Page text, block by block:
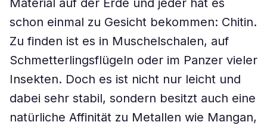
Material auf der Erde und jeder hat es
schon einmal zu Gesicht bekommen: Chitin.
Zu finden ist es in Muschelschalen, auf
Schmetterlingsflügeln oder im Panzer vieler
Insekten. Doch es ist nicht nur leicht und
dabei sehr stabil, sondern besitzt auch eine
natürliche Affinität zu Metallen wie Mangan,